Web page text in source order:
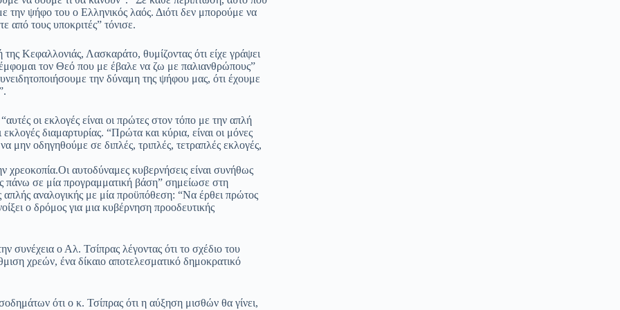
την ψήφο του ο Ελληνικός λαός. Διότι δεν μπορούμε να
από τους υποκριτές” τόνισε.
Κεφαλλονιάς, Λασκαράτο, θυμίζοντας ότι είχε γράψει
τον Θεό που με έβαλε να ζω με παλιανθρώπους”
την δύναμη της ψήφου μας, ότι έχουμε
οι εκλογές είναι οι πρώτες στον τόπο με την απλή
διαμαρτυρίας. “Πρώτα και κύρια, είναι οι μόνες
μην οδηγηθούμε σε διπλές, τριπλές, τετραπλές εκλογές,
αυτοδύναμες κυβερνήσεις είναι συνήθως
πάνω σε μία προγραμματική βάση” σημείωσε στη
απλής αναλογικής με μία προϋπόθεση: “Να έρθει πρώτος
ο δρόμος για μια κυβέρνηση προοδευτικής
συνέχεια ο Αλ. Τσίπρας λέγοντας ότι το σχέδιο του
χρεών, ένα δίκαιο αποτελεσματικό δημοκρατικό
ότι ο κ. Τσίπρας ότι η αύξηση μισθών θα γίνει,